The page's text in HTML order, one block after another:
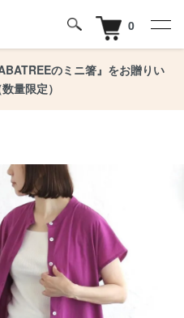
0
のミニ箸』をお贈りい
量限定）